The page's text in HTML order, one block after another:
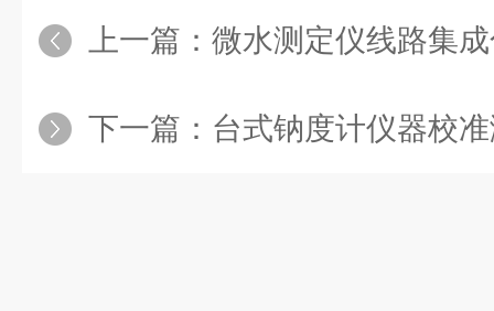
上一篇： 微水测定仪线路集
下一篇： 台式钠度计仪器校